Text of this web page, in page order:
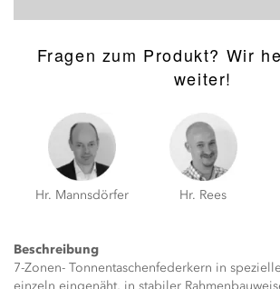
Fragen zum Produkt? Wir
weiter!
Hr. Mannsdörfer Hr. Rees
Beschreibung
7-Zonen- Tonnentaschenfederkern in
einzeln eingenäht, in stabiler